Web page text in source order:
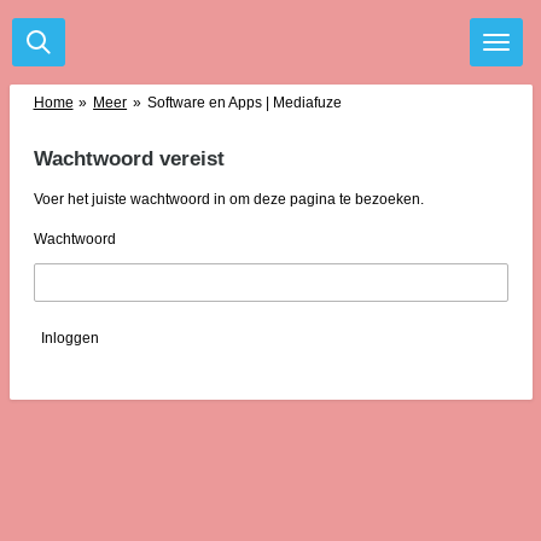
Ga
direct
Home » Meer » Software en Apps | Mediafuze
Wachtwoord vereist
Voer het juiste wachtwoord in om deze pagina te bezoeken.
Wachtwoord
Inloggen